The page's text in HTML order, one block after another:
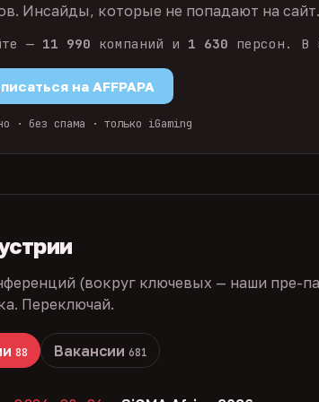
Инсайды, которые не попадают на
— 11 990 компаний и 1 630 персон. В
на AFFPAPA
· без спама · только iGaming
(вокруг ключевых — наши пре-
Переключай.
88 Вакансии 681